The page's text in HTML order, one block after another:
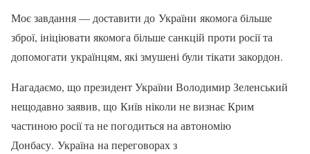
Моє завдання — доставити до України якомога більше
зброї, ініціювати якомога більше санкцій проти росії та
допомогати українцям, які змушені були тікати закордон.
Нагадаємо, що президент України Володимир Зеленський
нещодавно заявив, що Київ ніколи не визнає Крим
частиною росії та не погодиться на автономію
Донбасу. Україна на переговорах з